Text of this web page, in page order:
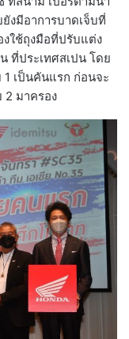
งมีอาการบาดเจ็บที่
ใช้ถุงมือที่ปรับแต่ง
ที่ประเทศสเปน โดย
1 เป็นคันแรก ก่อนจะ
2 มาครอง